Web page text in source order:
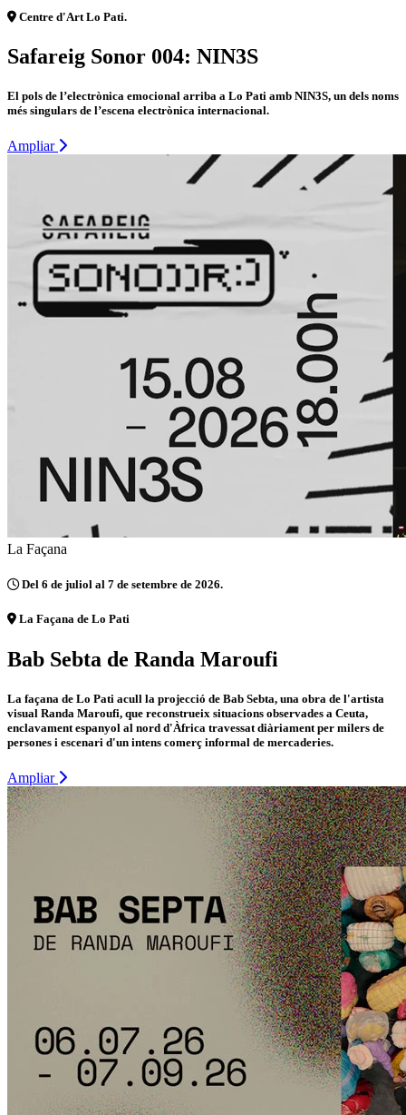
Centre d'Art Lo Pati.
Safareig Sonor 004: NIN3S
El pols de l’electrònica emocional arriba a Lo Pati amb NIN3S, un dels noms
més singulars de l’escena electrònica internacional.
Ampliar
La Façana
Del 6 de juliol al 7 de setembre de 2026.
La Façana de Lo Pati
Bab Sebta de Randa Maroufi
La façana de Lo Pati acull la projecció de Bab Sebta, una obra de l'artista
visual Randa Maroufi, que reconstrueix situacions observades a Ceuta,
enclavament espanyol al nord d'Àfrica travessat diàriament per milers de
persones i escenari d'un intens comerç informal de mercaderies.
Ampliar